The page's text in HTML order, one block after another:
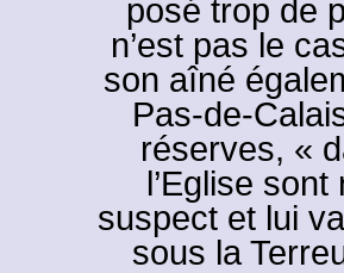
posé trop de
n’est pas le
son aîné
Pas-de-
réserves, «
l’Eglise
suspect et lui
sous la